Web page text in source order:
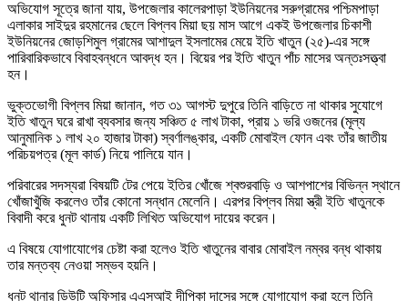
‎অভিযোগ সূত্রে জানা যায়, উপজেলার কালেরপাড়া ইউনিয়নের সরুগ্রামের পশ্চিমপাড়া
এলাকার সাইদুর রহমানের ছেলে বিপ্লব মিয়া ছয় মাস আগে একই উপজেলার চিকাশী
ইউনিয়নের জোড়শিমুল গ্রামের আশাদুল ইসলামের মেয়ে ইতি খাতুন (২৫)-এর সঙ্গে
পারিবারিকভাবে বিবাহবন্ধনে আবদ্ধ হন। বিয়ের পর ইতি খাতুন পাঁচ মাসের অন্তঃসত্ত্বা
হন।
‎ভুক্তভোগী বিপ্লব মিয়া জানান, গত ৩১ আগস্ট দুপুরে তিনি বাড়িতে না থাকার সুযোগে
ইতি খাতুন ঘরে রাখা ব্যবসার জন্য সঞ্চিত ৫ লাখ টাকা, প্রায় ১ ভরি ওজনের (মূল্য
আনুমানিক ১ লাখ ২০ হাজার টাকা) স্বর্ণালঙ্কার, একটি মোবাইল ফোন এবং তাঁর জাতীয়
পরিচয়পত্র (মূল কার্ড) নিয়ে পালিয়ে যান।
‎পরিবারের সদস্যরা বিষয়টি টের পেয়ে ইতির খোঁজে শ্বশুরবাড়ি ও আশপাশের বিভিন্ন স্থানে
খোঁজাখুঁজি করলেও তাঁর কোনো সন্ধান মেলেনি। এরপর বিপ্লব মিয়া স্ত্রী ইতি খাতুনকে
বিবাদী করে ধুনট থানায় একটি লিখিত অভিযোগ দায়ের করেন।
‎এ বিষয়ে যোগাযোগের চেষ্টা করা হলেও ইতি খাতুনের বাবার মোবাইল নম্বর বন্ধ থাকায়
তার মন্তব্য নেওয়া সম্ভব হয়নি।
‎ধুনট থানার ডিউটি অফিসার এএসআই দীপিকা দাসের সঙ্গে যোগাযোগ করা হলে তিনি